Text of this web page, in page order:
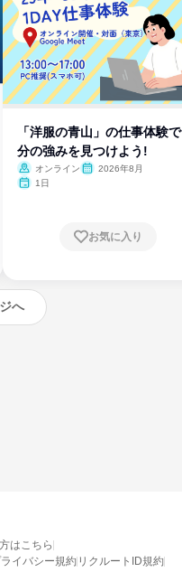
「洋服の青山」の仕事体験
分の強みを見つけよう!
オンライン
2026年8月
1日
お気に入り
へ
はこちら
イバシー規約 リクルートID規約